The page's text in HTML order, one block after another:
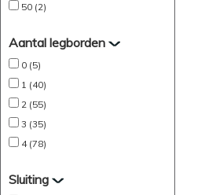
50 (2)
Aantal legborden
0 (5)
1 (40)
2 (55)
3 (35)
4 (78)
Sluiting